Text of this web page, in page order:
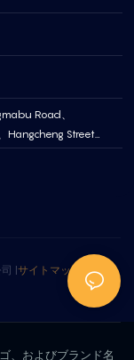
Road、
Hangcheng Street
|サイトマップ
プライ
、およびブランド名